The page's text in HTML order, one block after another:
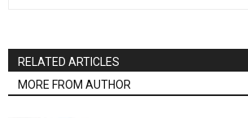
RELATED ARTICLES
MORE FROM AUTHOR